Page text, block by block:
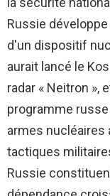
Russie
d'un dispositif
aurait lancé le
radar « Neitron »,
programme
armes nucléaires
tactiques
Russie